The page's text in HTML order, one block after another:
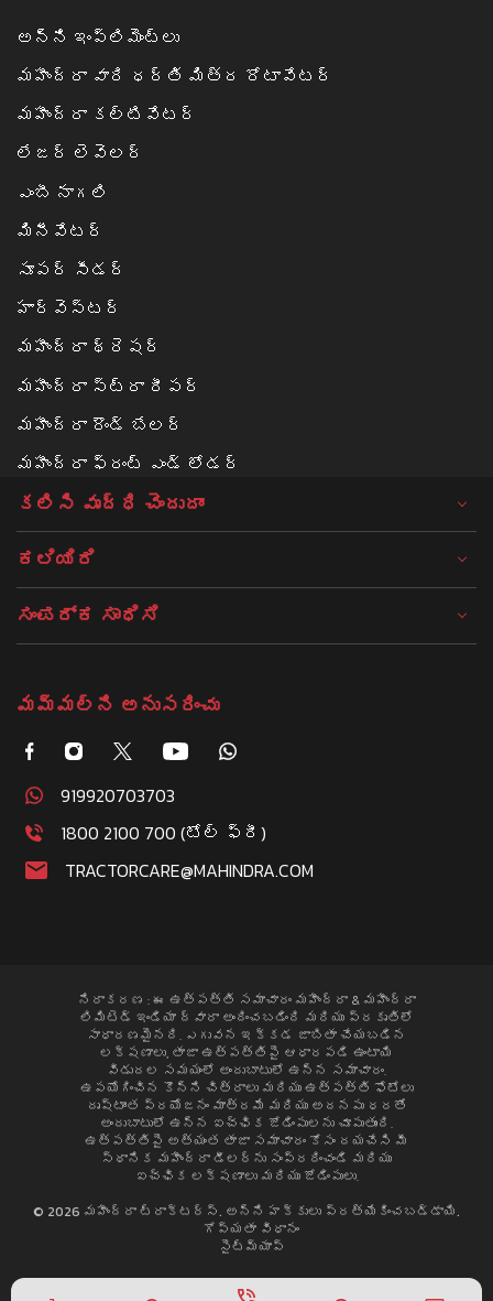
అన్ని ఇంప్లిమెంట్లు
మహీంద్రా వారి ధర్తి మిత్ర రోటావేటర్
మహీంద్రా కల్టివేటర్
లేజర్ లెవెలర్
ఎంబీ నాగలి
మినీవేటర్
సూపర్ సీడర్
హార్వెస్టర్
మహీంద్రా థ్రెషర్
మహీంద్రా స్ట్రా రీపర్
మహీంద్రా రౌండ్ బేలర్‌
మహీంద్రా ఫ్రంట్ ఎండ్ లోడర్
కలిసి వృద్ధి చెందుదాం
ಕಲಿಯಿರಿ
ಸಂಪರ್ಕ ಸಾಧಿಸಿ
మమ్మల్ని అనుసరించు
919920703703
1800 2100 700 (టోల్ ఫ్రీ)
TRACTORCARE@MAHINDRA.COM
నిరాకరణ : ఈ ఉత్పత్తి సమాచారం మహీంద్రా & మహీంద్రా
లిమిటెడ్ ఇండియా ద్వారా అందించబడింది మరియు ప్రకృతిలో
సాధారణమైనది. ఎగువన ఇక్కడ జాబితా చేయబడిన
లక్షణాలు, తాజా ఉత్పత్తిపై ఆధారపడి ఉంటాయి
విడుదల సమయంలో అందుబాటులో ఉన్న సమాచారం.
ఉపయోగించిన కొన్ని చిత్రాలు మరియు ఉత్పత్తి ఫోటోలు
దృష్టాంత ప్రయోజనం మాత్రమే మరియు అదనపు ధరతో
అందుబాటులో ఉన్న ఐచ్ఛిక జోడింపులను చూపుతుంది.
ఉత్పత్తిపై అత్యంత తాజా సమాచారం కోసం దయచేసి మీ
స్థానిక మహీంద్రా డీలర్ను సంప్రదించండి మరియు
ఐచ్ఛిక లక్షణాలు మరియు జోడింపులు.
© 2026 మహీంద్రా ట్రాక్టర్స్. అన్ని హక్కులు ప్రత్యేకించబడ్డాయి.
గోప్యతా విధానం
సైట్మ్యాప్